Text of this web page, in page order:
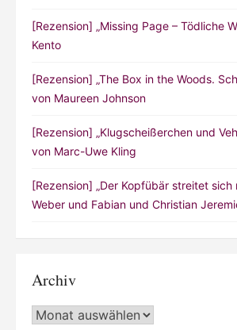
[Rezension] „Missing Page – Tödliche
Kento
[Rezension] „The Box in the Woods.
von Maureen Johnson
[Rezension] „Klugscheißerchen und
von Marc-Uwe Kling
[Rezension] „Der Kopfübär streitet sich
Weber und Fabian und Christian
Archiv
Archiv